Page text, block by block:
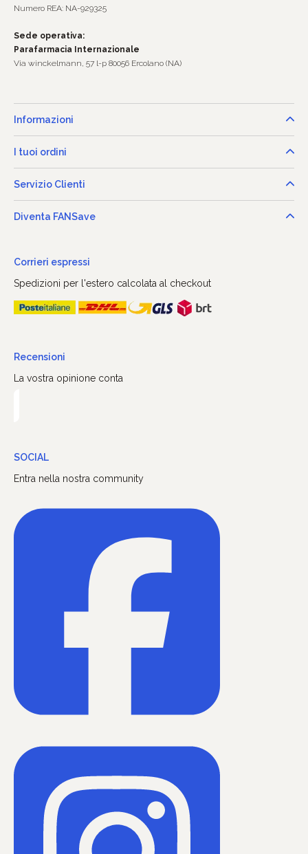
Numero REA: NA-929325
Sede operativa:
Parafarmacia Internazionale
Via winckelmann, 57 l-p 80056 Ercolano (NA)
Informazioni
I tuoi ordini
Servizio Clienti
Diventa FANSave
Corrieri espressi
Spedizioni per l'estero calcolata al checkout
Recensioni
La vostra opinione conta
SOCIAL
Entra nella nostra community